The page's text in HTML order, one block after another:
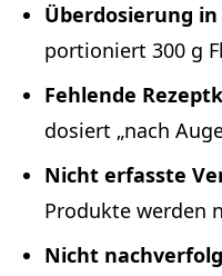
Überdosierung
portioniert 300 g
Fehlende
dosiert „nach
Nicht erfasste
Produkte werden
Nicht